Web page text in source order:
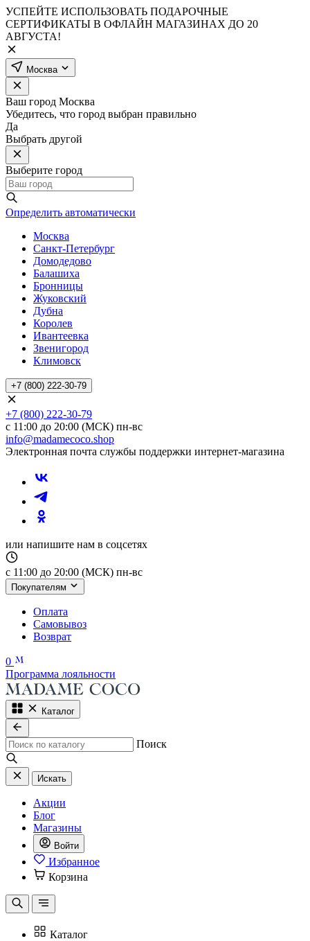
УСПЕЙТЕ ИСПОЛЬЗОВАТЬ ПОДАРОЧНЫЕ
СЕРТИФИКАТЫ В ОФЛАЙН МАГАЗИНАХ ДО 20
АВГУСТА!
Москва
Ваш город Москва
Убедитесь, что город выбран правильно
Да
Выбрать другой
Выберите город
Определить автоматически
Москва
Санкт-Петербург
Домодедово
Балашиха
Бронницы
Жуковский
Дубна
Королев
Ивантеевка
Звенигород
Климовск
+7 (800) 222-30-79
+7 (800) 222-30-79
с 11:00 до 20:00 (МСК) пн-вс
info@madamecoco.shop
Электронная почта службы поддержки интернет-магазина
или напишите нам в соцсетях
с 11:00 до 20:00 (МСК) пн-вс
Покупателям
Оплата
Самовывоз
Возврат
0
Программа лояльности
Каталог
Поиск
Искать
Акции
Блог
Магазины
Войти
Избранное
Корзина
Каталог